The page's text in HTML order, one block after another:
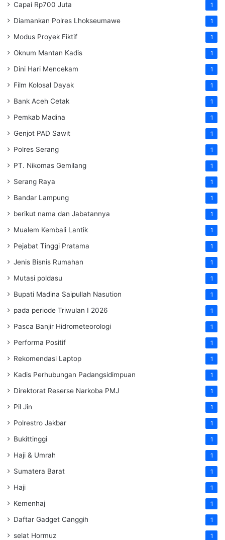
Capai Rp700 Juta 1
Diamankan Polres Lhokseumawe 1
Modus Proyek Fiktif 1
Oknum Mantan Kadis 1
Dini Hari Mencekam 1
Film Kolosal Dayak 1
Bank Aceh Cetak 1
Pemkab Madina 1
Genjot PAD Sawit 1
Polres Serang 1
PT. Nikomas Gemilang 1
Serang Raya 1
Bandar Lampung 1
berikut nama dan Jabatannya 1
Mualem Kembali Lantik 1
Pejabat Tinggi Pratama 1
Jenis Bisnis Rumahan 1
Mutasi poldasu 1
Bupati Madina Saipullah Nasution 1
pada periode Triwulan I 2026 1
Pasca Banjir Hidrometeorologi 1
Performa Positif 1
Rekomendasi Laptop 1
Kadis Perhubungan Padangsidimpuan 1
Direktorat Reserse Narkoba PMJ 1
Pil Jin 1
Polrestro Jakbar 1
Bukittinggi 1
Haji & Umrah 1
Sumatera Barat 1
Haji 1
Kemenhaj 1
Daftar Gadget Canggih 1
selat Hormuz 1